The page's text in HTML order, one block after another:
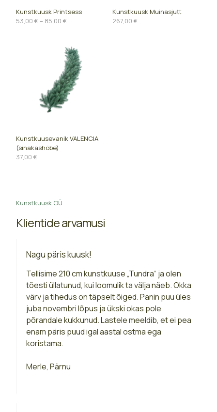
Kunstkuusk Printsess
53,00 € – 85,00 €
through
85,00 €
Kunstkuusk Muinasjutt
267,00 €
Kunstkuusevanik VALENCIA
(sinakashõbe)
37,00 €
Kunstkuusk OÜ
Klientide arvamusi
Nagu päris kuusk!
Tellisime 210 cm kunstkuuse „Tundra“ ja olen
tõesti üllatunud, kui loomulik ta välja näeb. Okka
värv ja tihedus on täpselt õiged. Panin puu üles
juba novembri lõpus ja ükski okas pole
põrandale kukkunud. Lastele meeldib, et ei pea
enam päris puud igal aastal ostma ega
koristama.
Merle, Pärnu